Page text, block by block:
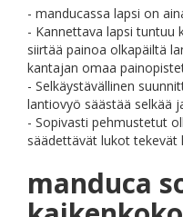
- manducassa lapsi on
- Kannettava lapsi tuntuu
siirtää painoa olkapäiltä
kantajan omaa
- Selkäystävällinen
lantiovyö säästää selkää
- Sopivasti pehmustetut
säädettävät lukot tekevät
manduca